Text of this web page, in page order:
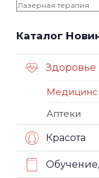
Лазерная терапия
Каталог
Здоровье
Аптеки
Красота